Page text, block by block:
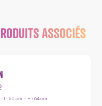
ASSOCIÉS
l : 60 cm – H : 64 cm